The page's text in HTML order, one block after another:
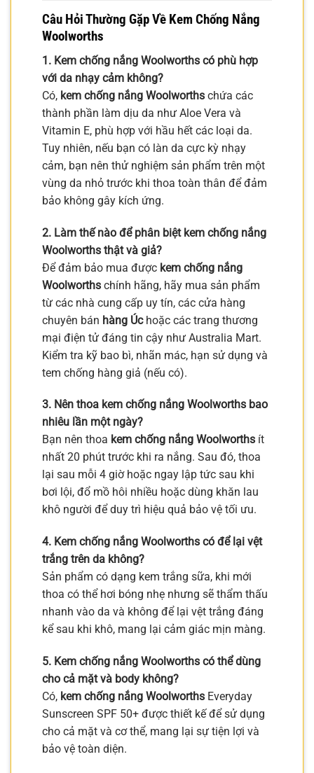
Câu Hỏi Thường Gặp Về Kem Chống Nắng
Woolworths
1. Kem chống nắng Woolworths có phù hợp
với da nhạy cảm không?
Có, kem chống nắng Woolworths chứa các
thành phần làm dịu da như Aloe Vera và
Vitamin E, phù hợp với hầu hết các loại da.
Tuy nhiên, nếu bạn có làn da cực kỳ nhạy
cảm, bạn nên thử nghiệm sản phẩm trên một
vùng da nhỏ trước khi thoa toàn thân để đảm
bảo không gây kích ứng.
2. Làm thế nào để phân biệt kem chống nắng
Woolworths thật và giả?
Để đảm bảo mua được kem chống nắng
Woolworths chính hãng, hãy mua sản phẩm
từ các nhà cung cấp uy tín, các cửa hàng
chuyên bán hàng Úchoặc các trang thương
mại điện tử đáng tin cậy như Australia Mart.
Kiểm tra kỹ bao bì, nhãn mác, hạn sử dụng và
tem chống hàng giả (nếu có).
3. Nên thoa kem chống nắng Woolworths bao
nhiêu lần một ngày?
Bạn nên thoa kem chống nắng Woolworths ít
nhất 20 phút trước khi ra nắng. Sau đó, thoa
lại sau mỗi 4 giờ hoặc ngay lập tức sau khi
bơi lội, đổ mồ hôi nhiều hoặc dùng khăn lau
khô người để duy trì hiệu quả bảo vệ tối ưu.
4. Kem chống nắng Woolworths có để lại vệt
trắng trên da không?
Sản phẩm có dạng kem trắng sữa, khi mới
thoa có thể hơi bóng nhẹ nhưng sẽ thẩm thấu
nhanh vào da và không để lại vệt trắng đáng
kể sau khi khô, mang lại cảm giác mịn màng.
5. Kem chống nắng Woolworths có thể dùng
cho cả mặt và body không?
Có, kem chống nắng Woolworths Everyday
Sunscreen SPF 50+ được thiết kế để sử dụng
cho cả mặt và cơ thể, mang lại sự tiện lợi và
bảo vệ toàn diện.